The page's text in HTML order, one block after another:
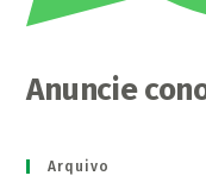
Anuncie
Arquivo